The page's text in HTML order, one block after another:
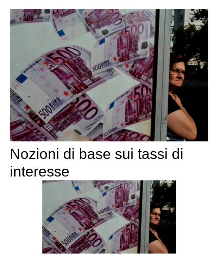
Nozioni di base sui tassi di
interesse